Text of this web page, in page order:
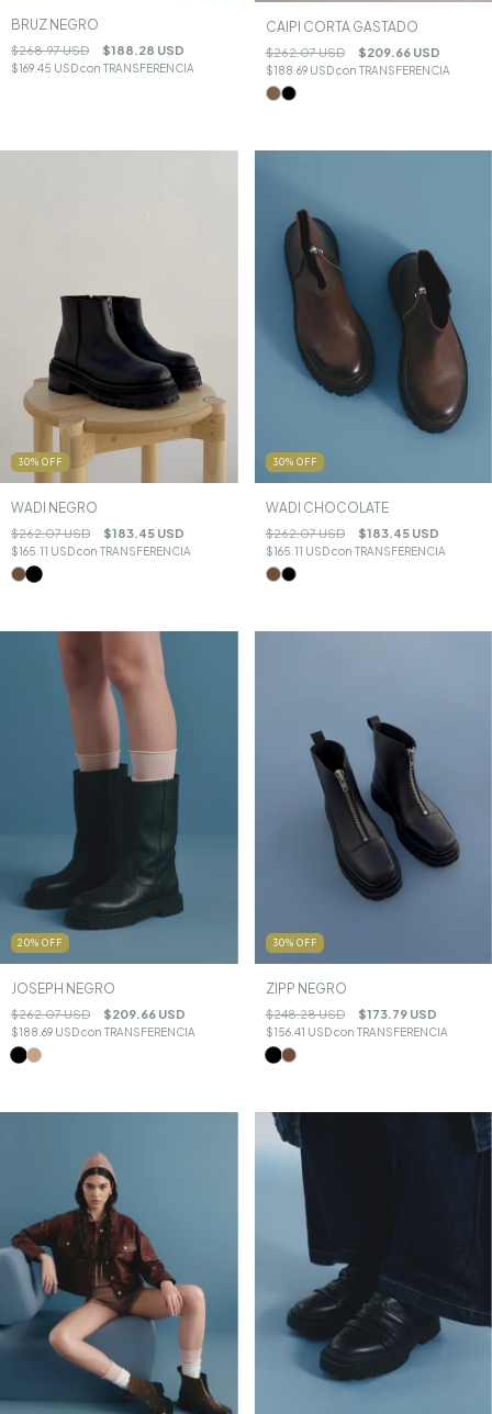
BRUZ NEGRO
$268.97 USD $188.28 USD
$169.45 USDcon TRANSFERENCIA
CAIPI CORTA GASTADO
$262.07 USD $209.66 USD
$188.69 USDcon TRANSFERENCIA
30% OFF
WADI NEGRO
$262.07 USD $183.45 USD
$165.11 USDcon TRANSFERENCIA
30% OFF
WADI CHOCOLATE
$262.07 USD $183.45 USD
$165.11 USDcon TRANSFERENCIA
20% OFF
JOSEPH NEGRO
$262.07 USD $209.66 USD
$188.69 USDcon TRANSFERENCIA
30% OFF
ZIPP NEGRO
$248.28 USD $173.79 USD
$156.41 USDcon TRANSFERENCIA